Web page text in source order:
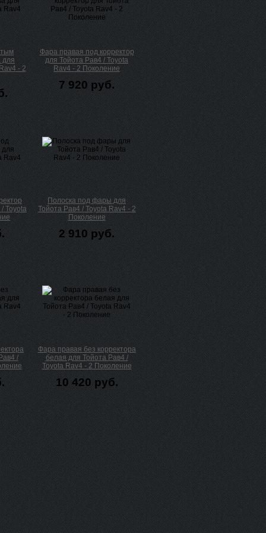
для
- 2
Фара правая под корректор
для Тойота Рав4 / Toyota
Rav4 - 2 Поколение
7 920 руб.
Toyota
Полоска под фары для
Тойота Рав4 / Toyota Rav4 - 2
Поколение
2 910 руб.
/
Фара правая без корректора
белая для Тойота Рав4 /
Toyota Rav4 - 2 Поколение
10 420 руб.